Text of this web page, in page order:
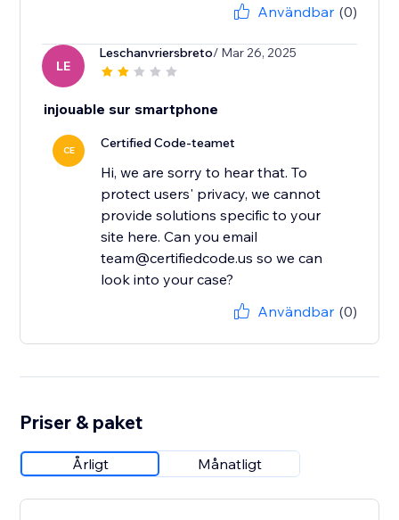
Användbar (0)
LE
Leschanvriersbreto/ Mar 26, 2025
injouable sur smartphone
CE Certified Code-teamet
Hi, we are sorry to hear that. To
protect users' privacy, we cannot
provide solutions specific to your
site here. Can you email
team@certifiedcode.us so we can
look into your case?
Användbar (0)
Priser & paket
Årligt Månatligt